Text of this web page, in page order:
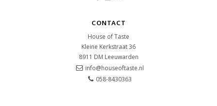
CONTACT
House of Taste
Kleine Kerkstraat 36
8911 DM Leeuwarden
info@houseoftaste.nl
058-8430363